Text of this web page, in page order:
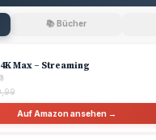
📚 Bücher
Max – Streaming
Auf Amazon ansehen →